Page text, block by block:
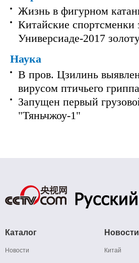
Жизнь в фигурном
Китайские спортсменки
Универсиаде-2017
Наука
В пров. Цзилинь
вирусом птичьего
Запущен первый
"Тяньчжоу-1"
Каталог
Новости
Новости
Китай